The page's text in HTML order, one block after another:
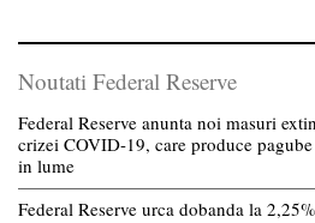
Noutati Federal Reserve
Federal Reserve anunta noi masuri
crizei COVID-19, care produce
in lume
Federal Reserve urca dobanda la 2,25%